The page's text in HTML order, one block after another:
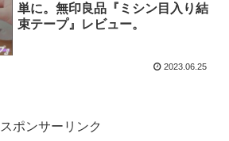
単に。無印良品『ミシン目入り結
束テープ』レビュー。
2023.06.25
スポンサーリンク